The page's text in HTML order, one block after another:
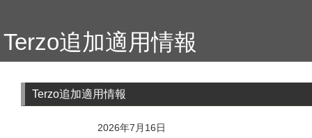
Terzo追加適用情報
Terzo追加適用情報
2026年7月16日